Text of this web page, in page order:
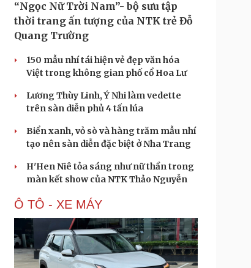
“Ngọc Nữ Trời Nam”- bộ sưu tập
thời trang ấn tượng của NTK trẻ Đỗ
Quang Trường
150 mẫu nhí tái hiện vẻ đẹp văn hóa
Việt trong không gian phố cổ Hoa Lư
Lương Thùy Linh, Ý Nhi làm vedette
trên sàn diễn phủ 4 tấn lúa
Biển xanh, vỏ sò và hàng trăm mẫu nhí
tạo nên sàn diễn đặc biệt ở Nha Trang
H'Hen Niê tỏa sáng như nữ thần trong
màn kết show của NTK Thảo Nguyễn
Ô TÔ - XE MÁY